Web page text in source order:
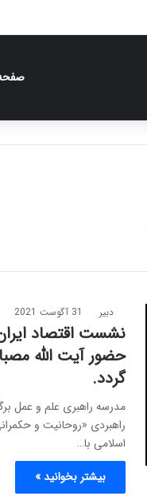
دبیر 31 آگوست 2021
نشست اقتصاد
حضور آیت الله
گردد.
مدرسه راهبری علم و عمل
راهبردی «روحانیت و
اسلامی با…
بیشتر بخوانید »